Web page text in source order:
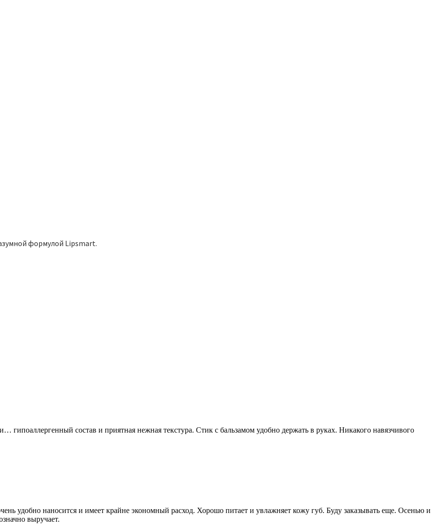
формулой Lipsmart.
гипоаллергенный состав и приятная нежная текстура. Стик с бальзамом удобно держать в руках. Никакого навязчивого
удобно наносится и имеет крайне экономный расход. Хорошо питает и увлажняет кожу губ. Буду заказывать еще. Осенью и
выручает.